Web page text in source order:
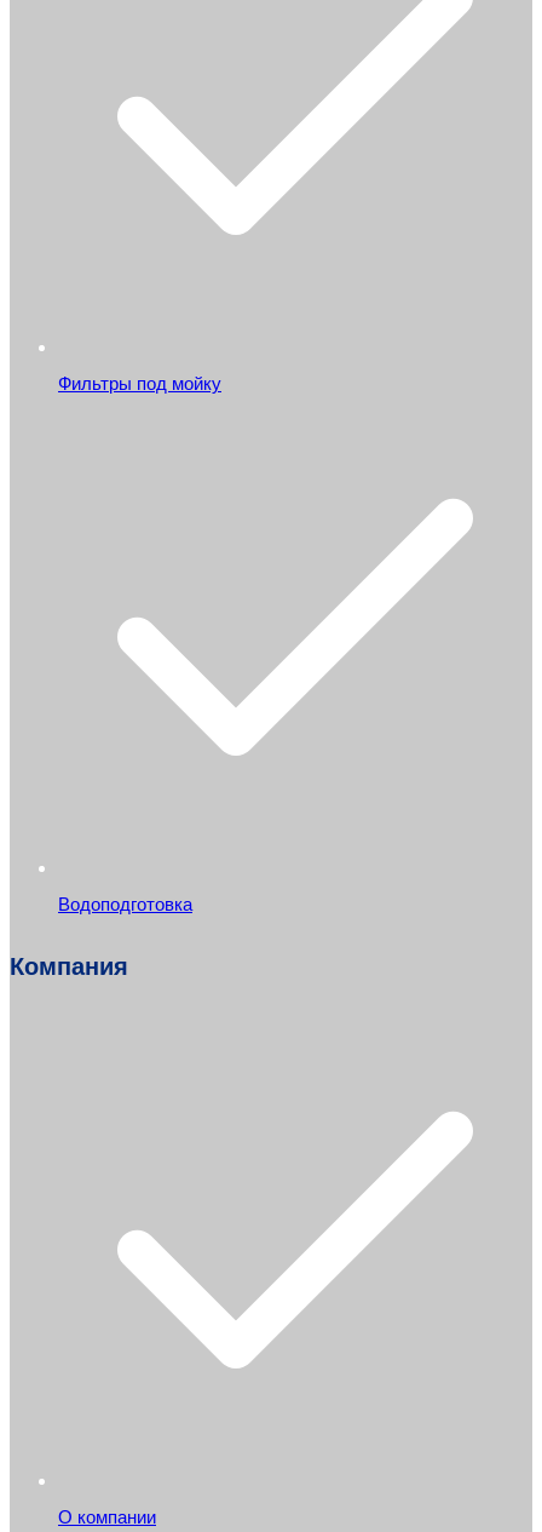
Фильтры под мойку
Водоподготовка
Компания
О компании